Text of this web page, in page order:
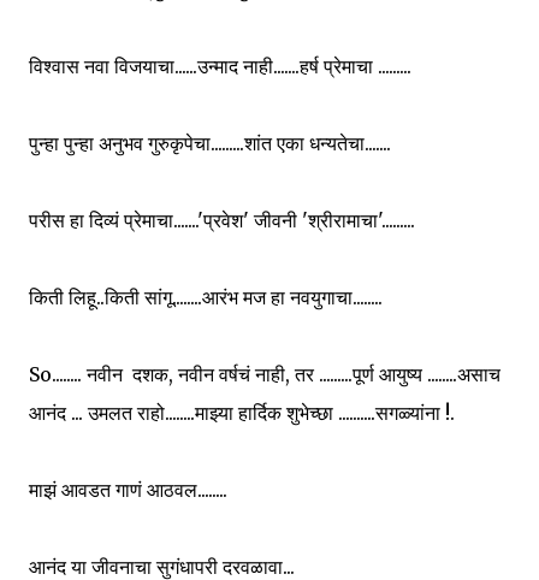
विश्वास नवा विजयाचा......उन्माद नाही.......हर्ष प्रेमाचा .........
पुन्हा पुन्हा अनुभव गुरुकृपेचा.........शांत एका धन्यतेचा.......
परीस हा दिव्यं प्रेमाचा.......'प्रवेश' जीवनी 'श्रीरामाचा'.........
किती लिहू..किती सांगू........आरंभ मज हा नवयुगाचा........
So........ नवीन दशक, नवीन वर्षचं नाही, तर .........पूर्ण आयुष्य ........असाच
आनंद ... उमलत राहो........माझ्या हार्दिक शुभेच्छा ..........सगळ्यांना !.
माझं आवडत गाणं आठवल........
आनंद या जीवनाचा सुगंधापरी दरवळावा...